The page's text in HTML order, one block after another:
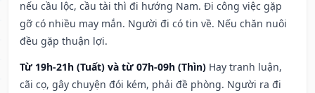
nếu cầu lộc, cầu tài thì đi hướng Nam. Đi công việc gặp
gỡ có nhiều may mắn. Người đi có tin về. Nếu chăn nuôi
đều gặp thuận lợi.
Từ 19h-21h (Tuất) và từ 07h-09h (Thìn) Hay tranh luận,
cãi cọ, gây chuyện đói kém, phải đề phòng. Người ra đi